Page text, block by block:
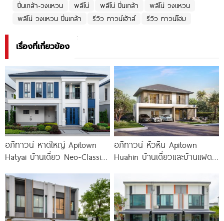
ปิ่นเกล้า-วงแหวน
พลีโน่ พลีโน่ ปิ่นเกล้า
พลีโน่ วงแหวน
พลีโน่ วงแหวน ปิ่นเกล้า
รีวิว ทาวน์เฮ้าส์ รีวิว ทาวน์โฮม
เรื่องที่เกี่ยวข้อง
อภิทาวน์ หาดใหญ่ Apitown
Hatyai บ้านเดี่ยว Neo-Classic
ม.หาดใหญ่ 10
อภิทาวน์ หัวหิน Apitown
Huahin บ้านเดี่ยวและบ้านแฝด